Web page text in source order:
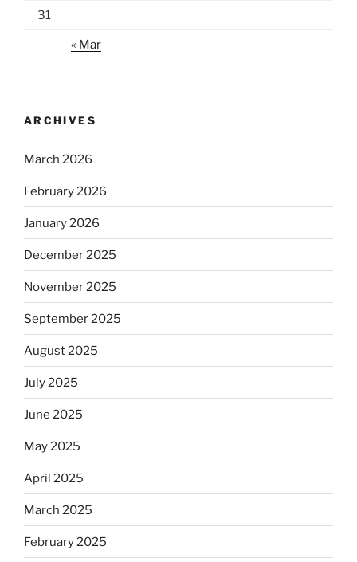
31
« Mar
ARCHIVES
March 2026
February 2026
January 2026
December 2025
November 2025
September 2025
August 2025
July 2025
June 2025
May 2025
April 2025
March 2025
February 2025